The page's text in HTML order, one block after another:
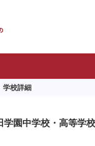
学校詳細
園中学校・高等学